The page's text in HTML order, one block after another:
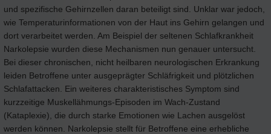
und spezifische Gehirnzellen daran beteiligt sind. Unklar war jedoch,
wie Temperaturinformationen von der Haut ins Gehirn gelangen und
dort verarbeitet werden. Am Beispiel der seltenen Schlafkrankheit
Narkolepsie wurden diese Mechanismen nun genauer untersucht.
Bei dieser chronischen, nicht heilbaren neurologischen Erkrankung
leiden Betroffene unter ausgeprägter Schläfrigkeit und plötzlichen
Schlafattacken. Ein weiteres charakteristisches Symptom sind
kurzzeitige Muskellähmungs-Episoden im Wach-Zustand
(Kataplexie), die durch starke Emotionen wie Lachen ausgelöst
werden können. Narkolepsie stellt für Betroffene eine erhebliche